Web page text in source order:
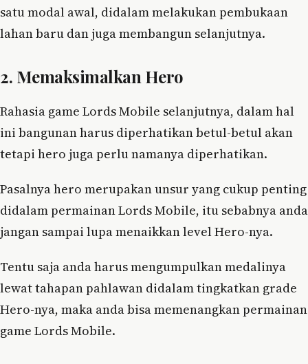
satu modal awal, didalam melakukan pembukaan
lahan baru dan juga membangun selanjutnya.
2. Memaksimalkan Hero
Rahasia game Lords Mobile selanjutnya, dalam hal
ini bangunan harus diperhatikan betul-betul akan
tetapi hero juga perlu namanya diperhatikan.
Pasalnya hero merupakan unsur yang cukup penting
didalam permainan Lords Mobile, itu sebabnya anda
jangan sampai lupa menaikkan level Hero-nya.
Tentu saja anda harus mengumpulkan medalinya
lewat tahapan pahlawan didalam tingkatkan grade
Hero-nya, maka anda bisa memenangkan permainan
game Lords Mobile.